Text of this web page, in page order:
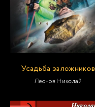
Усадьба заложников
Леонов Николай